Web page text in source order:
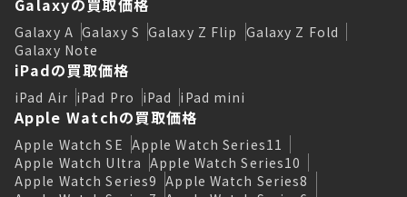
Galaxyの買取価格
Galaxy A Galaxy S Galaxy Z Flip Galaxy Z Fold
Galaxy Note
iPadの買取価格
iPad Air iPad Pro iPad iPad mini
Apple Watchの買取価格
Apple Watch SE Apple Watch Series11
Apple Watch Ultra Apple Watch Series10
Apple Watch Series9 Apple Watch Series8